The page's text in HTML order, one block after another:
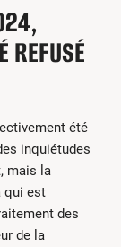
REFUSÉ
été
inquiétudes
mais la
qui est
des
de la